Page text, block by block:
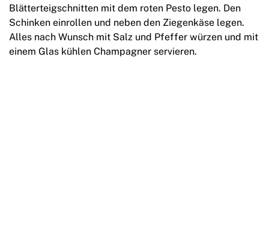
Blätterteigschnitten mit dem roten Pesto legen. Den
Schinken einrollen und neben den Ziegenkäse legen.
Alles nach Wunsch mit Salz und Pfeffer würzen und mit
einem Glas kühlen Champagner servieren.